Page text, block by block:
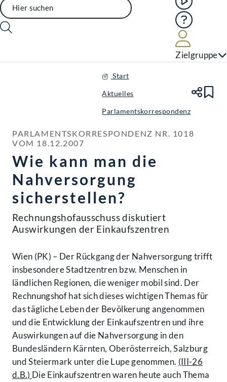
Hilfe
Zielgruppe
Start
Aktuelles
Parlamentskorrespondenz
PARLAMENTSKORRESPONDENZ NR. 1018
VOM 18.12.2007
Wie kann man die
Nahversorgung
sicherstellen?
Rechnungshofausschuss diskutiert
Auswirkungen der Einkaufszentren
Wien (PK) – Der Rückgang der Nahversorgung trifft
insbesondere Stadtzentren bzw. Menschen in
ländlichen Regionen, die weniger mobil sind. Der
Rechnungshof hat sich dieses wichtigen Themas für
das tägliche Leben der Bevölkerung angenommen
und die Entwicklung der Einkaufszentren und ihre
Auswirkungen auf die Nahversorgung in den
Bundesländern Kärnten, Oberösterreich, Salzburg
und Steiermark unter die Lupe genommen. (III-26
d.B.) Die Einkaufszentren waren heute auch Thema